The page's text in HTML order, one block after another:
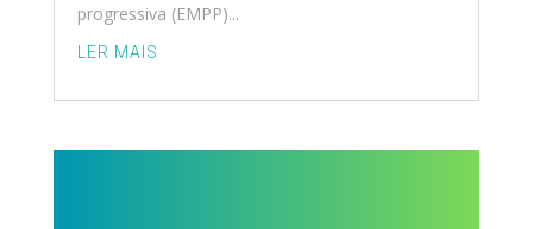
progressiva (EMPP)...
LER MAIS